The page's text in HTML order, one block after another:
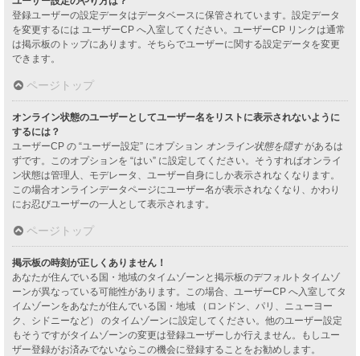
登録ユーザーの設定データはデータベースに保管されています。設定データ
を変更するには ユーザーCP へ入室してください。ユーザーCP リンクは通常
は掲示板のトップにあります。そちらでユーザーに関する設定データを変更
できます。
ページトップ
オンライン状態のユーザーとしてユーザー名をリストに表示されないように
するには？
ユーザーCP の “ユーザー設定” にオプション オンライン状態を隠すがあるは
ずです。このオプションを “はい” に設定してください。そうすればオンライ
ン状態は管理人、モデレータ、ユーザー自身にしか表示されなくなります。
この場合オンラインデータページにユーザー名が表示されなくなり、かわり
にお忍びユーザーの一人として表示されます。
ページトップ
掲示板の時刻が正しくありません！
あなたが住んでいる国・地域のタイムゾーンと掲示板のデフォルトタイムゾ
ーンが異なっている可能性があります。この場合、ユーザーCP へ入室してタ
イムゾーンをあなたが住んでいる国・地域 （ロンドン、パリ、ニューヨー
ク、シドニーなど） のタイムゾーンに設定してください。他のユーザー設定
もそうですがタイムゾーンの変更は登録ユーザーしか行えません。もしユー
ザー登録がお済みでないならこの機会に登録することをお勧めします。